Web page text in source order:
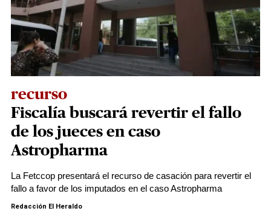
recurso
Fiscalía buscará revertir el fallo
de los jueces en caso
Astropharma
La Fetccop presentará el recurso de casación para revertir el
fallo a favor de los imputados en el caso Astropharma
Redacción El Heraldo